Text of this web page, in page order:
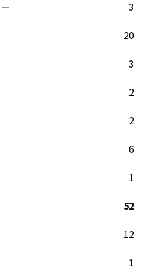
3
20
3
2
2
6
1
52
12
1